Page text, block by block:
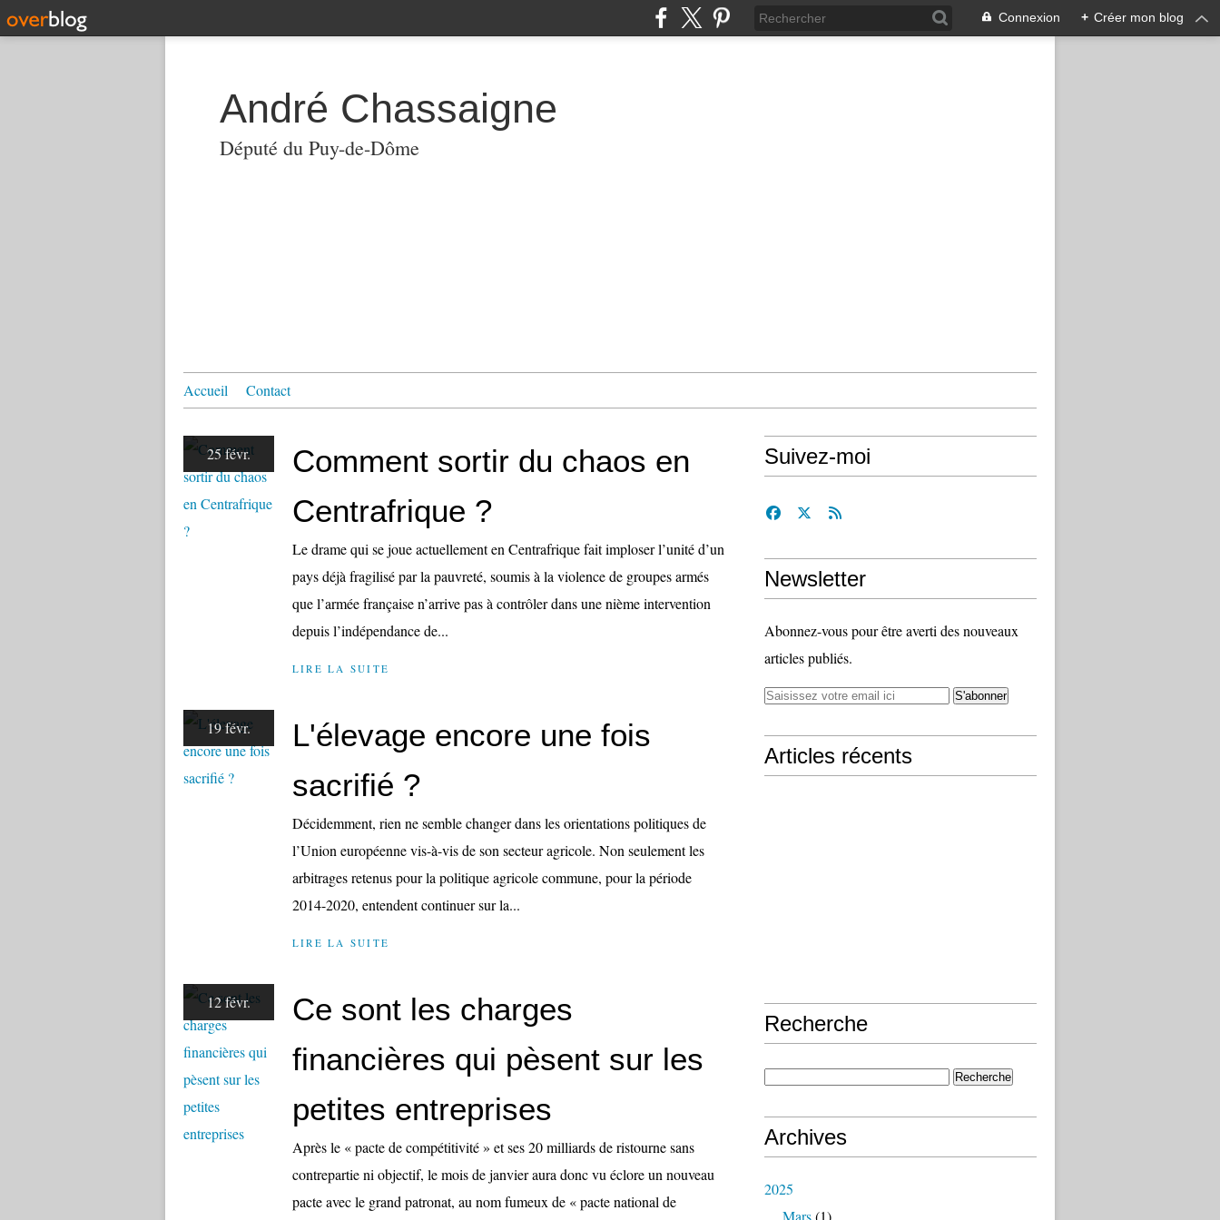
Connexion + Créer mon blog
André Chassaigne
Député du Puy-de-Dôme
Accueil Contact
25 févr.
Comment sortir du chaos en
Centrafrique ?
Le drame qui se joue actuellement en Centrafrique fait imploser l’unité d’un
pays déjà fragilisé par la pauvreté, soumis à la violence de groupes armés
que l’armée française n’arrive pas à contrôler dans une nième intervention
depuis l’indépendance de...
LIRE LA SUITE
19 févr.
L'élevage encore une fois
sacrifié ?
Décidemment, rien ne semble changer dans les orientations politiques de
l’Union européenne vis-à-vis de son secteur agricole. Non seulement les
arbitrages retenus pour la politique agricole commune, pour la période
2014-2020, entendent continuer sur la...
LIRE LA SUITE
12 févr.
Ce sont les charges
financières qui pèsent sur les
petites entreprises
Après le « pacte de compétitivité » et ses 20 milliards de ristourne sans
contrepartie ni objectif, le mois de janvier aura donc vu éclore un nouveau
pacte avec le grand patronat, au nom fumeux de « pacte national de
Suivez-moi
Newsletter
Abonnez-vous pour être averti des nouveaux
articles publiés.
Articles récents
Recherche
Archives
2025
Mars(1)